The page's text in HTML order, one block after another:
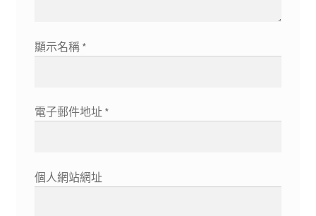
顯示名稱 *
電子郵件地址 *
個人網站網址